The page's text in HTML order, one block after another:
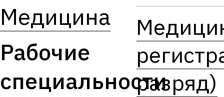
Медицина
Рабочие
специальностиразряд)